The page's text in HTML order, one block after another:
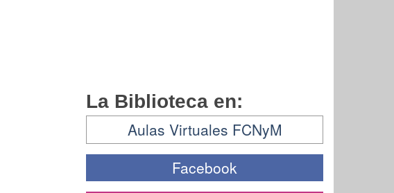
La Biblioteca en:
Aulas Virtuales FCNyM
Facebook